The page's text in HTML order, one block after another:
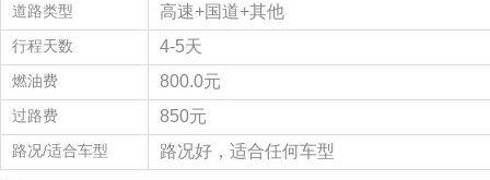
道路类型 高速+国道+其他
行程天数 4-5天
燃油费 800.0元
过路费 850元
路况/适合车型 路况好，适合任何车型